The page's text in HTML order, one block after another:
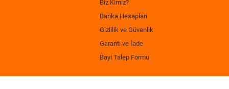
Biz Kimiz?
Banka Hesapları
Gizlilik ve Güvenlik
Garanti ve İade
Bayi Talep Formu